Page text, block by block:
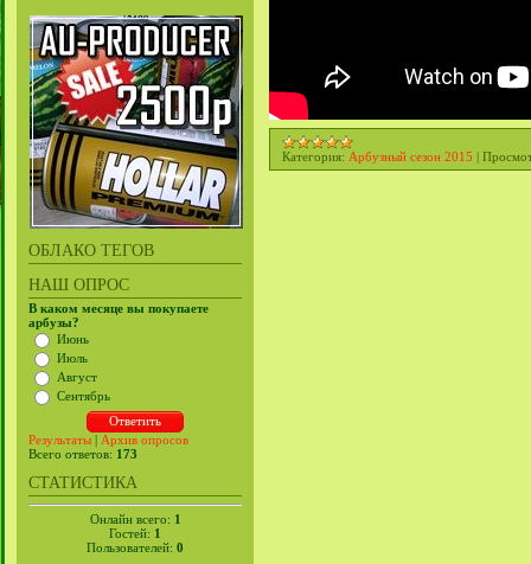
ОБЛАКО ТЕГОВ
НАШ ОПРОС
В каком месяце вы покупаете
арбузы?
Июнь
Июль
Август
Сентябрь
Результаты | Архив опросов
Всего ответов: 173
СТАТИСТИКА
Онлайн всего: 1
Гостей: 1
Пользователей: 0
Категория: Арбузный сезон 2015 |